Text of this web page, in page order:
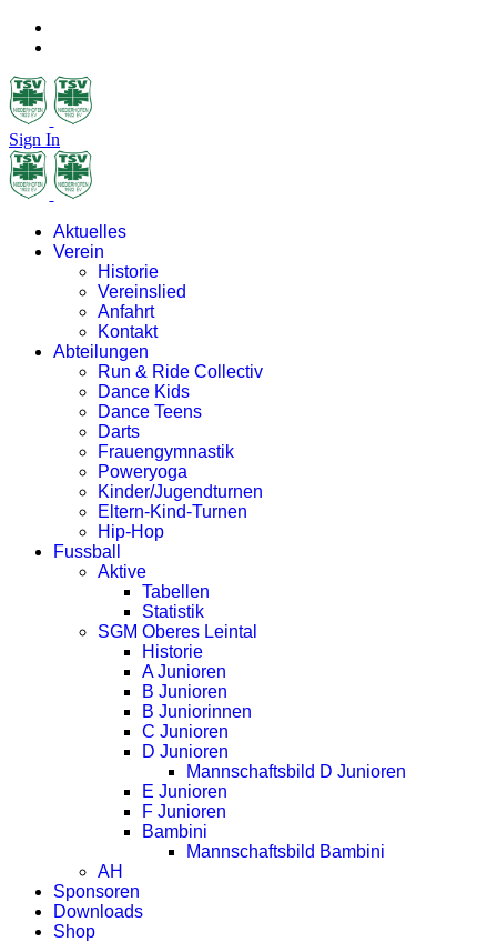
Sign In
Aktuelles
Verein
Historie
Vereinslied
Anfahrt
Kontakt
Abteilungen
Run & Ride Collectiv
Dance Kids
Dance Teens
Darts
Frauengymnastik
Poweryoga
Kinder/Jugendturnen
Eltern-Kind-Turnen
Hip-Hop
Fussball
Aktive
Tabellen
Statistik
SGM Oberes Leintal
Historie
A Junioren
B Junioren
B Juniorinnen
C Junioren
D Junioren
Mannschaftsbild D Junioren
E Junioren
F Junioren
Bambini
Mannschaftsbild Bambini
AH
Sponsoren
Downloads
Shop